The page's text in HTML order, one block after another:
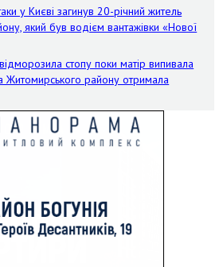
у Києві загинув 20-річний житель
який був водієм вантажівки «Нової
стопу поки матір випивала
Житомирського району отримала